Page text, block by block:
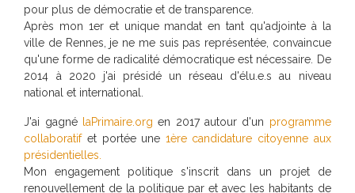
pour plus de démocratie et de transparence.
Après mon 1er et unique mandat en tant qu'adjointe à la
ville de Rennes, je ne me suis pas représentée, convaincue
qu'une forme de radicalité démocratique est nécessaire. De
2014 à 2020 j'ai présidé un réseau d'élu.e.s au niveau
national et international.
J'ai gagné laPrimaire.org en 2017 autour d'un programme
collaboratifet portée une 1ère candidature citoyenne aux
présidentielles.
Mon engagement politique s'inscrit dans un projet de
renouvellement de la politique par et avec les habitants de